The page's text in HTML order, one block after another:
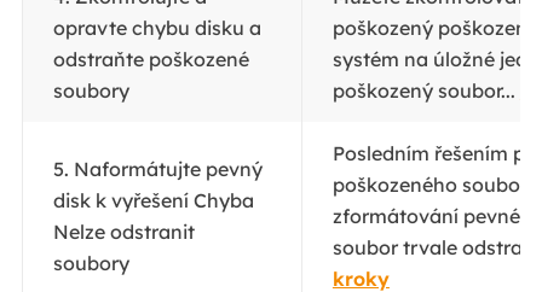
opravte chybu disku a
odstraňte poškozené
soubory
poškozený
systém na úložné
poškozený soubor...
5. Naformátujte pevný
disk k vyřešení Chyba
Nelze odstranit
soubory
Posledním řešením
poškozeného
zformátování
soubor trvale
kroky